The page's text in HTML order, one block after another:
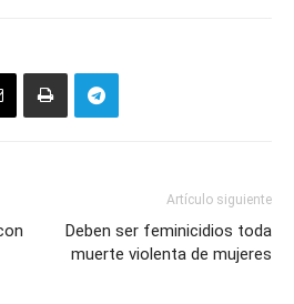
Artículo siguiente
Deben ser feminicidios toda
muerte violenta de mujeres